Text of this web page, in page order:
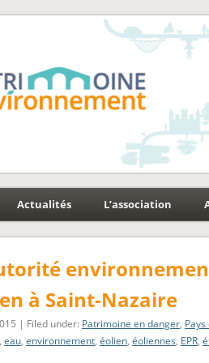
Actualités L’association
à Saint-Nazaire
| Filed under: Patrimoine en danger,
, eau, environnement, éolien, éoliennes, EPR,